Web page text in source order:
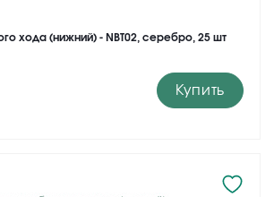
хода (нижний) - NBT02, серебро, 25 шт
Купить